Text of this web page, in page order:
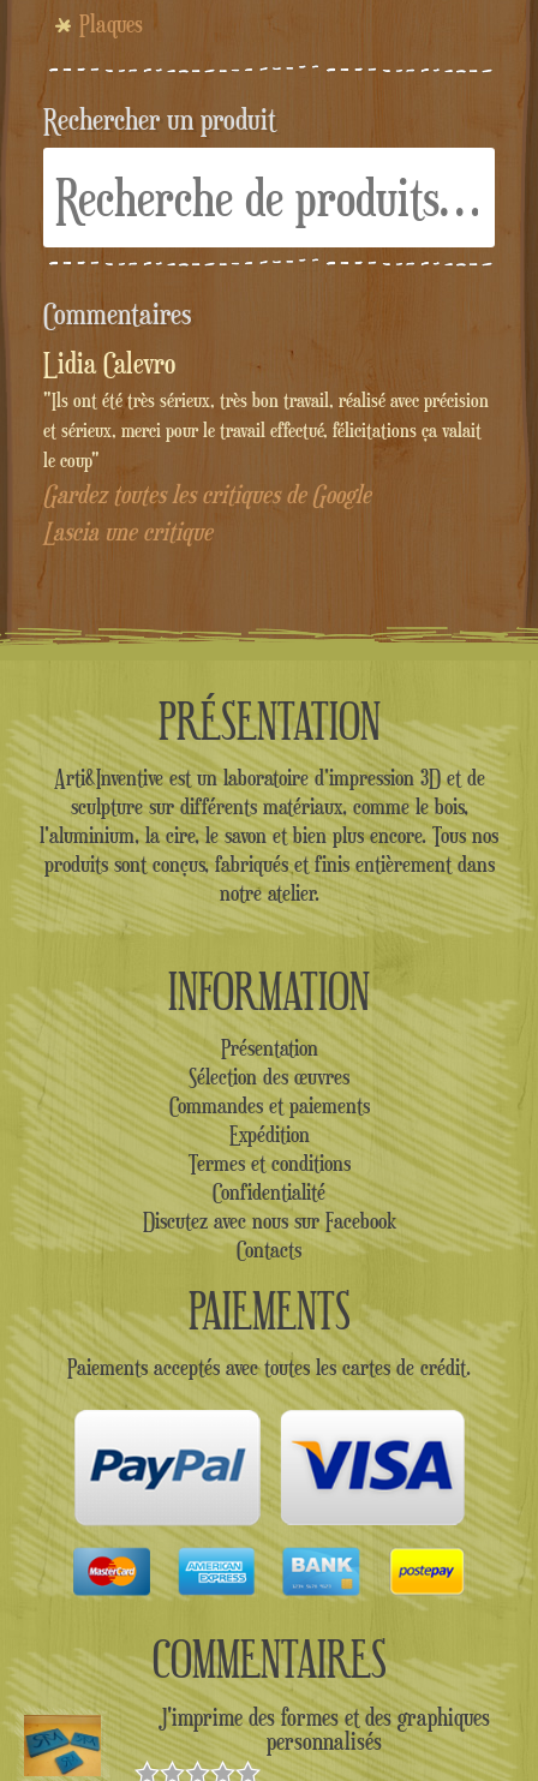
Plaques
Rechercher un produit
pour :
Commentaires
Lidia Calevro
"Ils ont été très sérieux, très bon travail, réalisé avec précision
et sérieux, merci pour le travail effectué, félicitations ça valait
le coup"
Gardez toutes les critiques de Google
Lascia une critique
PRÉSENTATION
Arti&Inventive est un laboratoire d'impression 3D et de
sculpture sur différents matériaux, comme le bois,
l'aluminium, la cire, le savon et bien plus encore. Tous nos
produits sont conçus, fabriqués et finis entièrement dans
notre atelier.
INFORMATION
Présentation
Sélection des œuvres
Commandes et paiements
Expédition
Termes et conditions
Confidentialité
Discutez avec nous sur Facebook
Contacts
PAIEMENTS
Paiements acceptés avec toutes les cartes de crédit.
COMMENTAIRES
J'imprime des formes et des graphiques
personnalisés